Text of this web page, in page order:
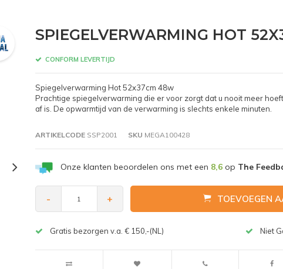
SPIEGELVERWARMING HOT
CONFORM LEVERTIJD
Spiegelverwarming Hot 52x37cm 48w
Prachtige spiegelverwarming die er voor zorgt dat u nooit meer
af is. De opwarmtijd van de verwarming is slechts enkele minuten.
ARTIKELCODESSP2001 SKU MEGA100428
Onze klanten beoordelen ons met een 8,6op The
- + TOEVOEGEN
Gratis bezorgen v.a. € 150,-(NL) Niet